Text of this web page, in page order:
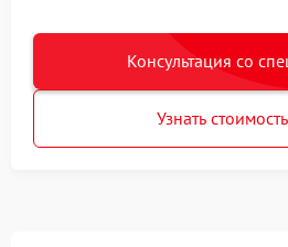
Консультация со
Узнать